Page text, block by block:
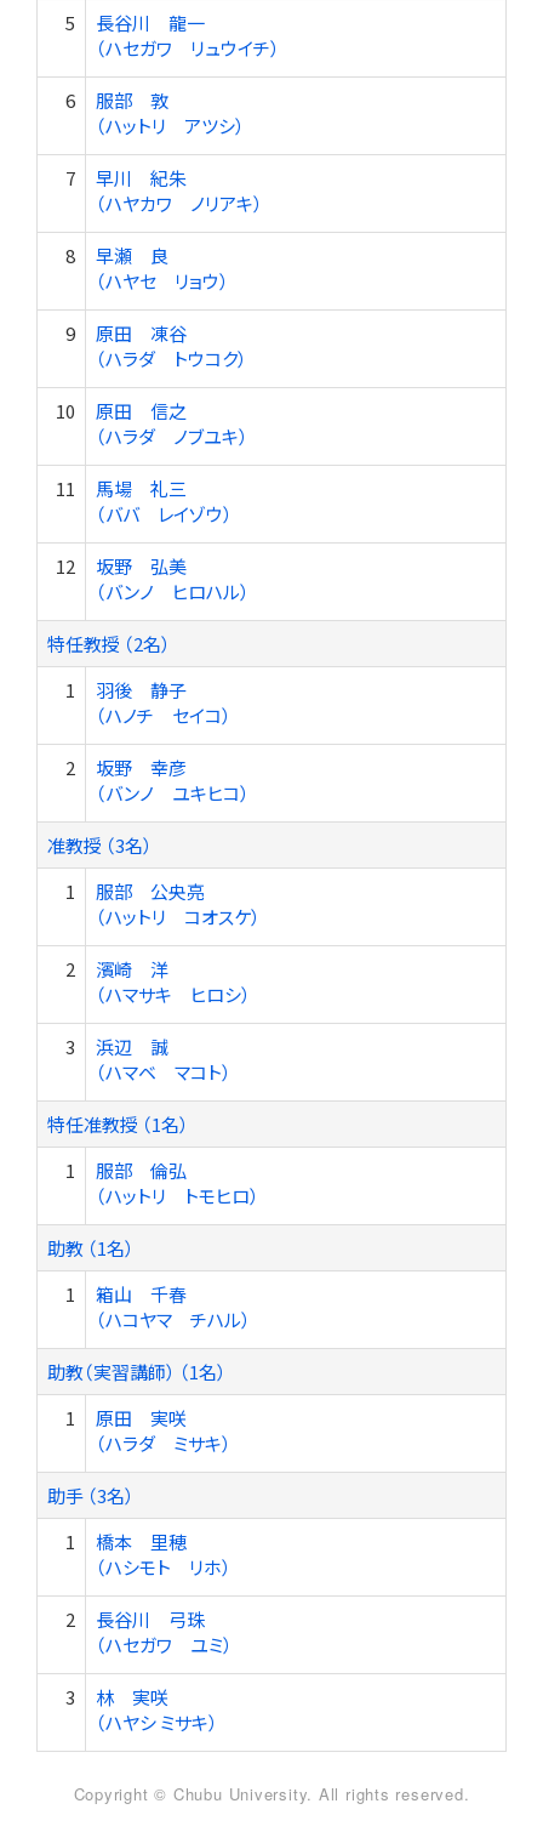
5
長谷川 龍一
（ハセガワ リュウイチ）
6
服部 敦
（ハットリ アツシ）
7
早川 紀朱
（ハヤカワ ノリアキ）
8
早瀬 良
（ハヤセ リョウ）
9
原田 凍谷
（ハラダ トウコク）
10
原田 信之
（ハラダ ノブユキ）
11
馬場 礼三
（ババ レイゾウ）
12
坂野 弘美
（バンノ ヒロハル）
特任教授 （2名）
1
羽後 静子
（ハノチ セイコ）
2
坂野 幸彦
（バンノ ユキヒコ）
准教授 （3名）
1
服部 公央亮
（ハットリ コオスケ）
2
濱崎 洋
（ハマサキ ヒロシ）
3
浜辺 誠
（ハマベ マコト）
特任准教授 （1名）
1
服部 倫弘
（ハットリ トモヒロ）
助教 （1名）
1
箱山 千春
（ハコヤマ チハル）
助教（実習講師） （1名）
1
原田 実咲
（ハラダ ミサキ）
助手 （3名）
1
橋本 里穂
（ハシモト リホ）
2
長谷川 弓珠
（ハセガワ ユミ）
3
林 実咲
（ハヤシ ミサキ）
Copyright © Chubu University. All rights reserved.